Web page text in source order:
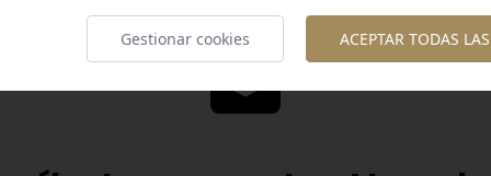
Gestionar cookies ACEPTAR TODAS